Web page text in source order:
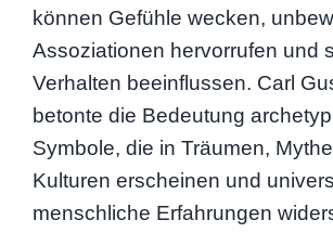
können Gefühle wecken,
Assoziationen hervorrufen und
Verhalten beeinflussen. Carl
betonte die Bedeutung
Symbole, die in Träumen,
Kulturen erscheinen und
menschliche Erfahrungen